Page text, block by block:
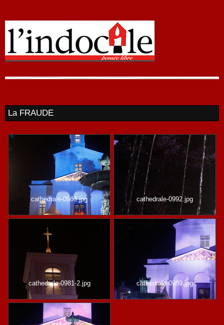
La FRAUDE
cathedrale-0983.jpg cathedrale-0992.jpg
cathedrale-0981-2.jpg cathedrale-0989.jpg